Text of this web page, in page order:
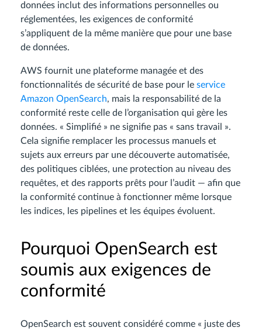
données inclut des informations personnelles ou
réglementées, les exigences de conformité
s’appliquent de la même manière que pour une base
de données.
AWS fournit une plateforme managée et des
fonctionnalités de sécurité de base pour le service
Amazon OpenSearch, mais la responsabilité de la
conformité reste celle de l’organisation qui gère les
données. « Simplifié » ne signifie pas « sans travail ».
Cela signifie remplacer les processus manuels et
sujets aux erreurs par une découverte automatisée,
des politiques ciblées, une protection au niveau des
requêtes, et des rapports prêts pour l’audit — afin que
la conformité continue à fonctionner même lorsque
les indices, les pipelines et les équipes évoluent.
Pourquoi OpenSearch est
soumis aux exigences de
conformité
OpenSearch est souvent considéré comme « juste des